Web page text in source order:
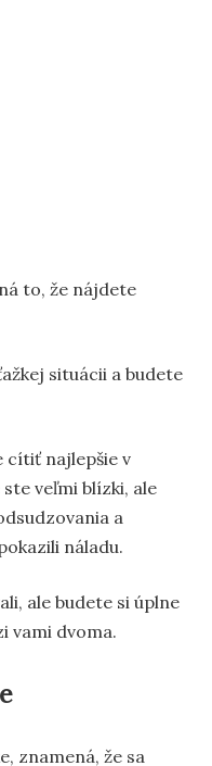
to, že nájdete
situácii a budete
cítiť najlepšie v
veľmi blízki, ale
a
náladu.
ale budete si úplne
vami dvoma.
znamená, že sa